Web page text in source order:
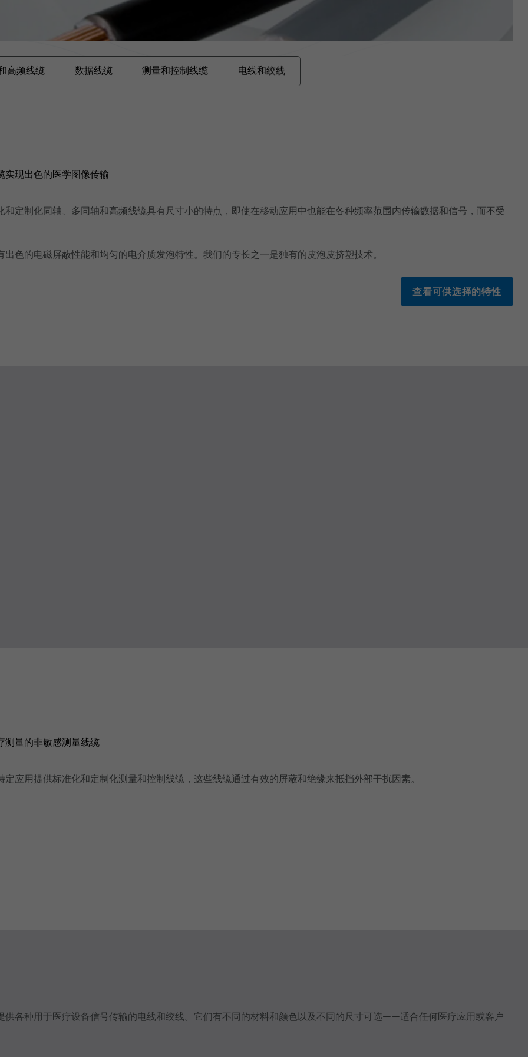
高频线缆 数据线缆 测量和控制线缆 电线和绞线
实现出色的医学图像传输
和定制化同轴、多同轴和高频线缆具有尺寸小的特点，即使在移动应用中也能在各种频率范围内传输数据和信号，而不受
出色的电磁屏蔽性能和均匀的电介质发泡特性。我们的专长之一是独有的皮泡皮挤塑技术。
查看可供选择的特性
测量的非敏感测量线缆
定应用提供标准化和定制化测量和控制线缆，这些线缆通过有效的屏蔽和绝缘来抵挡外部干扰因素。
供各种用于医疗设备信号传输的电线和绞线。它们有不同的材料和颜色以及不同的尺寸可选——适合任何医疗应用或客户